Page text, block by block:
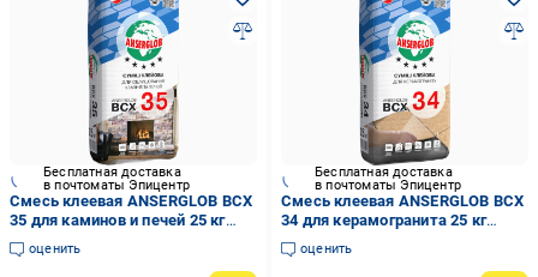
Бесплатная доставка
в почтоматы Эпицентр
Смесь клеевая ANSERGLOB BCX
35 для каминов и печей 25 кг
(15643)
оценить
Бесплатная доставка
в почтоматы Эпицентр
Смесь клеевая ANSERGLOB BCX
34 для керамогранита 25 кг
(15642)
оценить